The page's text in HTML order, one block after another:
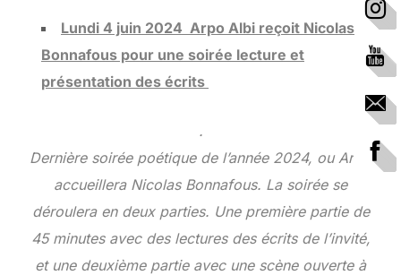
Lundi 4 juin 2024 Arpo Albi reçoit Nicolas
Bonnafous pour une soirée lecture et
présentation des écrits
.
Dernière soirée poétique de l’année 2024, ou Arpo
accueillera Nicolas Bonnafous. La soirée se
déroulera en deux parties. Une première partie de
45 minutes avec des lectures des écrits de l’invité,
et une deuxième partie avec une scène ouverte à